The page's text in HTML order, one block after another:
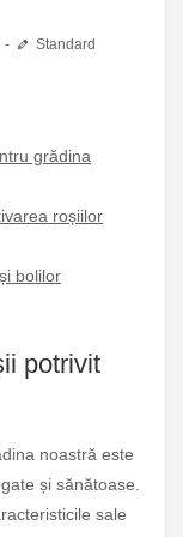
Standard
grădina
roșiilor
bolilor
potrivit
noastră este
și sănătoase.
sale